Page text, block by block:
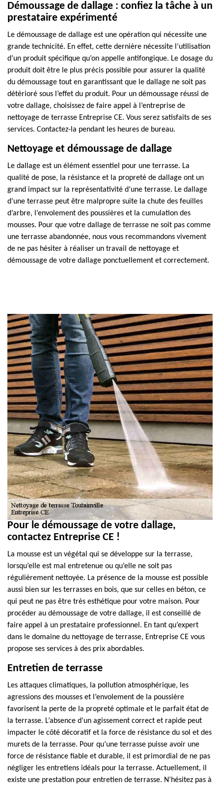
Démoussage de dallage : confiez la tâche à un
prestataire expérimenté
Le démoussage de dallage est une opération qui nécessite une
grande technicité. En effet, cette dernière nécessite l’utilisation
d’un produit spécifique qu’on appelle antifongique. Le dosage du
produit doit être le plus précis possible pour assurer la qualité
du démoussage tout en garantissant que le dallage ne soit pas
détérioré sous l’effet du produit. Pour un démoussage réussi de
votre dallage, choisissez de faire appel à l’entreprise de
nettoyage de terrasse Entreprise CE. Vous serez satisfaits de ses
services. Contactez-la pendant les heures de bureau.
Nettoyage et démoussage de dallage
Le dallage est un élément essentiel pour une terrasse. La
qualité de pose, la résistance et la propreté de dallage ont un
grand impact sur la représentativité d’une terrasse. Le dallage
d’une terrasse peut être malpropre suite la chute des feuilles
d’arbre, l’envolement des poussières et la cumulation des
mousses. Pour que votre dallage de terrasse ne soit pas comme
une terrasse abandonnée, nous vous recommandons vivement
de ne pas hésiter à réaliser un travail de nettoyage et
démoussage de votre dallage ponctuellement et correctement.
Pour le démoussage de votre dallage,
contactez Entreprise CE !
La mousse est un végétal qui se développe sur la terrasse,
lorsqu’elle est mal entretenue ou qu’elle ne soit pas
régulièrement nettoyée. La présence de la mousse est possible
aussi bien sur les terrasses en bois, que sur celles en béton, ce
qui peut ne pas être très esthétique pour votre maison. Pour
procéder au démoussage de votre dallage, il est conseillé de
faire appel à un prestataire professionnel. En tant qu’expert
dans le domaine du nettoyage de terrasse, Entreprise CE vous
propose ses services à des prix abordables.
Entretien de terrasse
Les attaques climatiques, la pollution atmosphérique, les
agressions des mousses et l’envolement de la poussière
favorisent la perte de la propreté optimale et le parfait état de
la terrasse. L’absence d’un agissement correct et rapide peut
impacter le côté décoratif et la force de résistance du sol et des
murets de la terrasse. Pour qu’une terrasse puisse avoir une
force de résistance fiable et durable, il est primordial de ne pas
négliger les entretiens idéals pour la terrasse. Actuellement, il
existe une prestation pour entretien de terrasse. N’hésitez pas à